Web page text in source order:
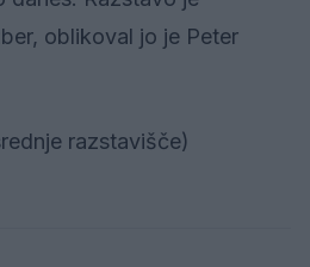
oblikoval jo je Peter
razstavišče)